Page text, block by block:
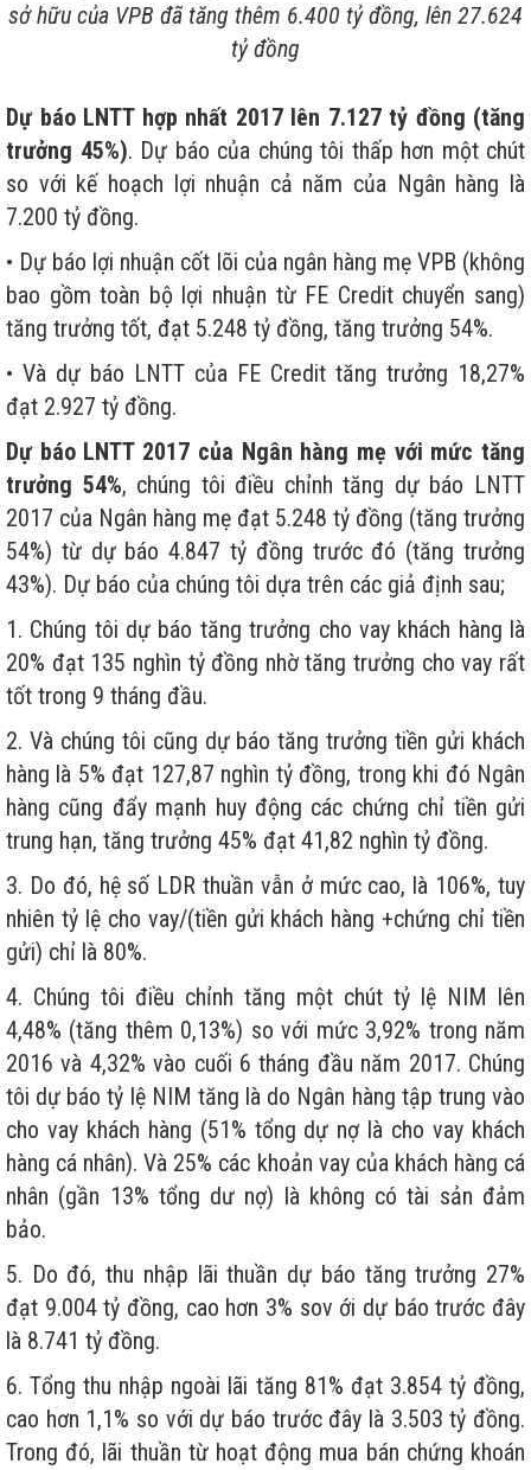
sở hữu của VPB đã tăng thêm 6.400 tỷ đồng, lên 27.624
tỷ đồng
Dự báo LNTT hợp nhất 2017 lên 7.127 tỷ đồng (tăng
trưởng 45%). Dự báo của chúng tôi thấp hơn một chút
so với kế hoạch lợi nhuận cả năm của Ngân hàng là
7.200 tỷ đồng.
• Dự báo lợi nhuận cốt lõi của ngân hàng mẹ VPB (không
bao gồm toàn bộ lợi nhuận từ FE Credit chuyển sang)
tăng trưởng tốt, đạt 5.248 tỷ đồng, tăng trưởng 54%.
• Và dự báo LNTT của FE Credit tăng trưởng 18,27%
đạt 2.927 tỷ đồng.
Dự báo LNTT 2017 của Ngân hàng mẹ với mức tăng
trưởng 54%, chúng tôi điều chỉnh tăng dự báo LNTT
2017 của Ngân hàng mẹ đạt 5.248 tỷ đồng (tăng trưởng
54%) từ dự báo 4.847 tỷ đồng trước đó (tăng trưởng
43%). Dự báo của chúng tôi dựa trên các giả định sau;
1. Chúng tôi dự báo tăng trưởng cho vay khách hàng là
20% đạt 135 nghìn tỷ đồng nhờ tăng trưởng cho vay rất
tốt trong 9 tháng đầu.
2. Và chúng tôi cũng dự báo tăng trưởng tiền gửi khách
hàng là 5% đạt 127,87 nghìn tỷ đồng, trong khi đó Ngân
hàng cũng đẩy mạnh huy động các chứng chỉ tiền gửi
trung hạn, tăng trưởng 45% đạt 41,82 nghìn tỷ đồng.
3. Do đó, hệ số LDR thuần vẫn ở mức cao, là 106%, tuy
nhiên tỷ lệ cho vay/(tiền gửi khách hàng +chứng chỉ tiền
gửi) chỉ là 80%.
4. Chúng tôi điều chỉnh tăng một chút tỷ lệ NIM lên
4,48% (tăng thêm 0,13%) so với mức 3,92% trong năm
2016 và 4,32% vào cuối 6 tháng đầu năm 2017. Chúng
tôi dự báo tỷ lệ NIM tăng là do Ngân hàng tập trung vào
cho vay khách hàng (51% tổng dự nợ là cho vay khách
hàng cá nhân). Và 25% các khoản vay của khách hàng cá
nhân (gần 13% tổng dư nợ) là không có tài sản đảm
bảo.
5. Do đó, thu nhập lãi thuần dự báo tăng trưởng 27%
đạt 9.004 tỷ đồng, cao hơn 3% sov ới dự báo trước đây
là 8.741 tỷ đồng.
6. Tổng thu nhập ngoài lãi tăng 81% đạt 3.854 tỷ đồng,
cao hơn 1,1% so với dự báo trước đây là 3.503 tỷ đồng.
Trong đó, lãi thuần từ hoạt động mua bán chứng khoán